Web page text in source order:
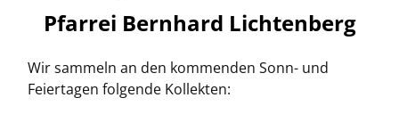
Pfarrei Bernhard Lichtenberg
Wir sammeln an den kommenden Sonn- und
Feiertagen folgende Kollekten: